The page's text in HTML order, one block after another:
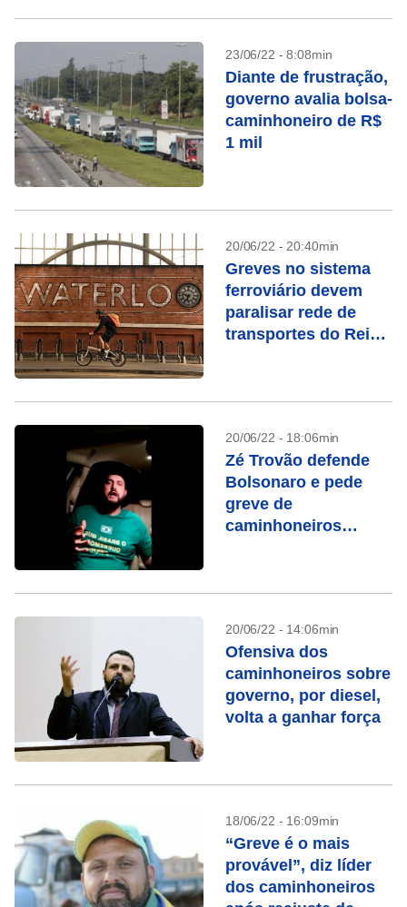
23/06/22 - 8:08min
Diante de frustração,
governo avalia bolsa-
caminhoneiro de R$
1 mil
20/06/22 - 20:40min
Greves no sistema
ferroviário devem
paralisar rede de
transportes do Reino
20/06/22 - 18:06min
Zé Trovão defende
Bolsonaro e pede
greve de
caminhoneiros
20/06/22 - 14:06min
Ofensiva dos
caminhoneiros sobre
governo, por diesel,
volta a ganhar força
18/06/22 - 16:09min
“Greve é o mais
provável”, diz líder
dos caminhoneiros